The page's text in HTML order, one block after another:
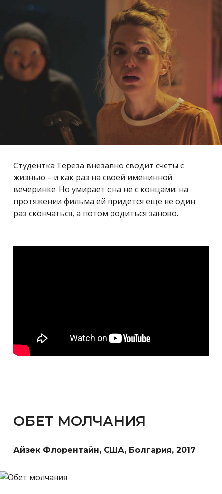
Студентка Тереза внезапно сводит счеты с
жизнью – и как раз на своей именинной
вечеринке. Но умирает она не с концами: на
протяжении фильма ей придется еще не один
раз скончаться, а потом родиться заново.
ОБЕТ МОЛЧАНИЯ
Айзек Флорентайн, США, Болгария, 2017